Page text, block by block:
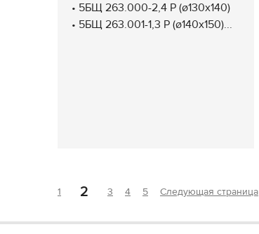
• 5БЩ 263.000-2,4 Р (ø130х140)
• 5БЩ 263.001-1,3 Р (ø140х150)...
1 2 3 4 5 Следующая страница